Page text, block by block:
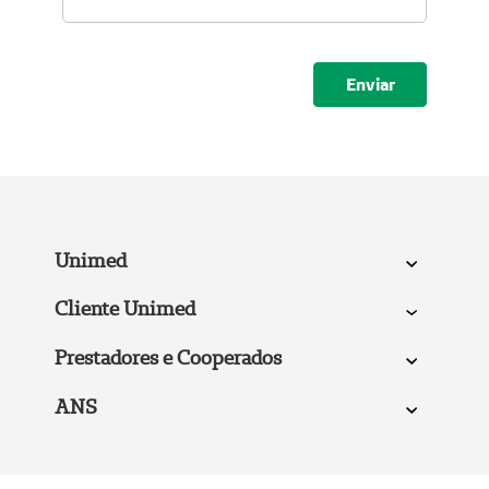
Submeter
Unimed
Cliente Unimed
Prestadores e Cooperados
ANS